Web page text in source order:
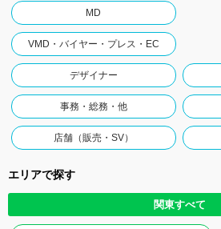
MD
VMD・バイヤー・プレス・EC
デザイナー
事務・総務・他
店舗（販売・SV）
エリアで探す
関東すべて